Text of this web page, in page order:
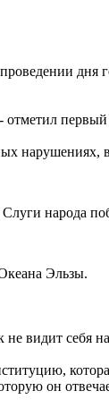
дня
народа
Эльзы.
видит себя
он